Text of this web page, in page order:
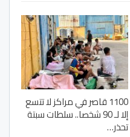
1100 قاصر في مراكز لا تتسع
إلا لـ 90 شخصا.. سلطات سبتة
تحذر…